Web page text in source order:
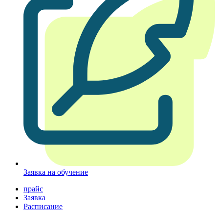
Заявка на обучение
прайс
Заявка
Расписание